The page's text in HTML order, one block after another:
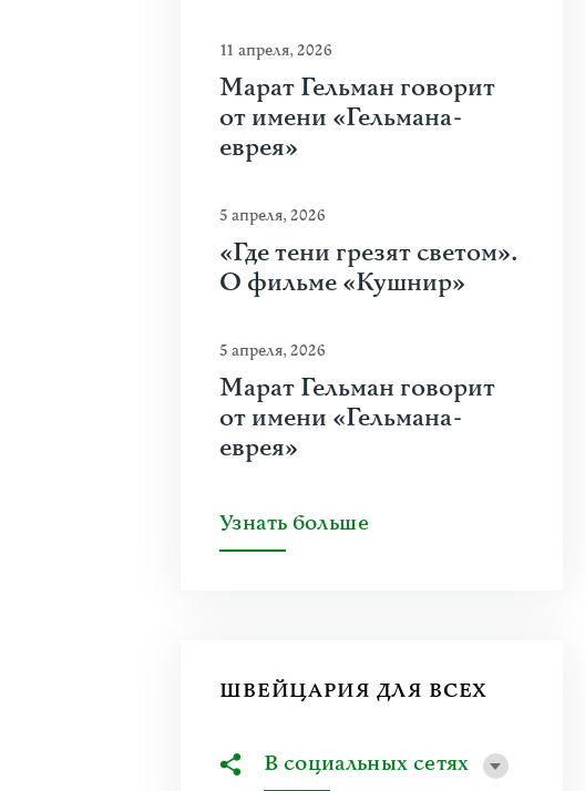
11 апреля, 2026
Марат Гельман говорит
от имени «Гельмана-
еврея»
5 апреля, 2026
«Где тени грезят светом».
О фильме «Кушнир»
5 апреля, 2026
Марат Гельман говорит
от имени «Гельмана-
еврея»
Узнать больше
ШВЕЙЦАРИЯ ДЛЯ ВСЕХ
В социальных сетях